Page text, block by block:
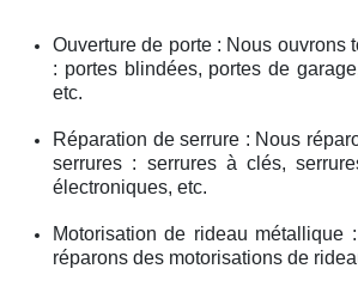
Ouverture de porte : Nous ouvrons
: portes blindées, portes de
etc.
Réparation de serrure : Nous
serrures : serrures à clés,
électroniques, etc.
Motorisation de rideau métallique
réparons des motorisations de